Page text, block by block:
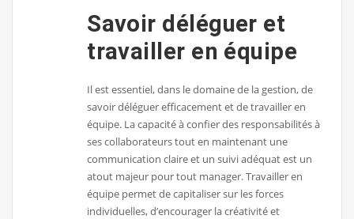
Savoir déléguer et
travailler en équipe
Il est essentiel, dans le domaine de la gestion, de
savoir déléguer efficacement et de travailler en
équipe. La capacité à confier des responsabilités à
ses collaborateurs tout en maintenant une
communication claire et un suivi adéquat est un
atout majeur pour tout manager. Travailler en
équipe permet de capitaliser sur les forces
individuelles, d’encourager la créativité et